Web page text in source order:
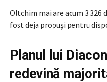
Oltchim mai are acum 3.326
fost deja propuşi pentru
Planul lui
redevină